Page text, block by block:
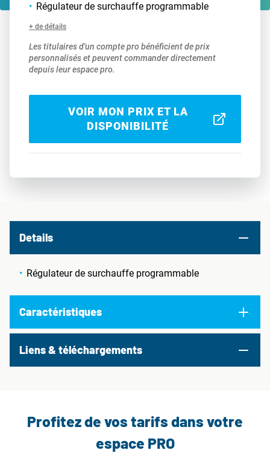
Régulateur de surchauffe programmable
+ de détails
Les titulaires d'un compte pro bénéficient de prix
personnalisés et peuvent commander directement
depuis leur espace pro.
VOIR MON PRIX ET LA
DISPONIBILITÉ
Details
Régulateur de surchauffe programmable
Caractéristiques
Liens & téléchargements
Profitez de vos tarifs dans votre
espace PRO